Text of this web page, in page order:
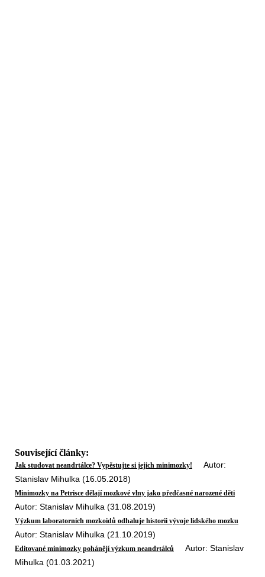
Související články:
Jak studovat neandrtálce? Vypěstujte si jejich minimozky!
Autor:
Stanislav Mihulka (16.05.2018)
Minimozky na Petrisce dělají mozkové vlny jako předčasné narozené děti
Autor: Stanislav Mihulka (31.08.2019)
Výzkum laboratorních mozkoidů odhaluje historii vývoje lidského mozku
Autor: Stanislav Mihulka (21.10.2019)
Editované minimozky pohánějí výzkum neandrtálců
Autor: Stanislav
Mihulka (01.03.2021)